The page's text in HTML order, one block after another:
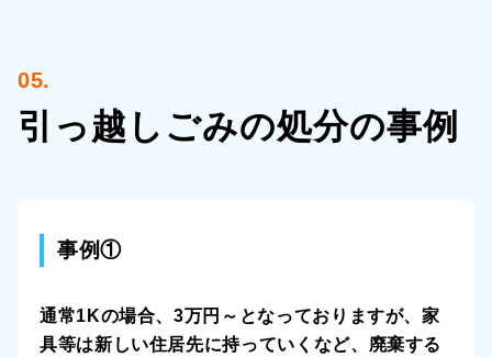
05.
引っ越しごみの処分の事例
事例①
通常1Kの場合、3万円～となっておりますが、家
具等は新しい住居先に持っていくなど、廃棄する